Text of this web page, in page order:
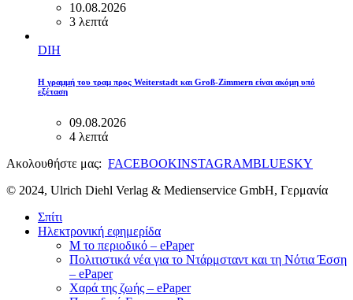
10.08.2026
3 λεπτά
DIH
Η γραμμή του τραμ προς Weiterstadt και Groß-Zimmern είναι ακόμη υπό
εξέταση
09.08.2026
4 λεπτά
Ακολουθήστε μας: FACEBOOKINSTAGRAMBLUESKY
© 2024, Ulrich Diehl Verlag & Medienservice GmbH, Γερμανία
Σπίτι
Ηλεκτρονική εφημερίδα
M το περιοδικό – ePaper
Πολιτιστικά νέα για το Ντάρμσταντ και τη Νότια Έσση
– ePaper
Χαρά της ζωής – ePaper